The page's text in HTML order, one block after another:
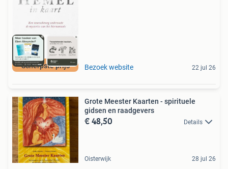
Scherpste prijs Bezoek website 22 jul 26
Grote Meester Kaarten - spirituele
gidsen en raadgevers
€ 48,50 Details
Oisterwijk 28 jul 26